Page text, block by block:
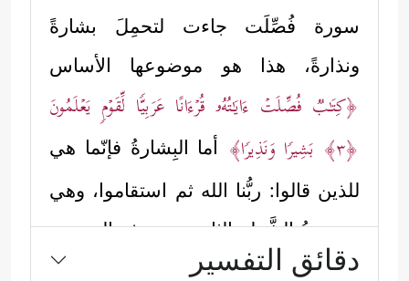
سورة فُصِّلَت جاءت لتحمِلَ بشارةً
ونذارةً، هذا هو موضوعها الأساس
﴿كِتَـٰبࣱ فُصِّلَتۡ ءَایَـٰتُهُۥ قُرۡءَانًا عَرَبِیࣰّا لِّقَوۡمࣲ یَعۡلَمُونَ
﴿٣﴾
بَشِیرࣰا وَنَذِیرࣰا﴾ أما البِشارةُ فإنّما هي
للذين قالوا: ربُّنا الله ثم استقاموا، وهي
موضوعُ الشَّطر الثاني من هذه السورة،
وأمّا النِّذارةُ فهي لأعداءِ الله، وهي
دقائق التفسير